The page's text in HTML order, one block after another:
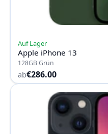
Auf Lager
Apple iPhone 13
128GB Grün
ab€286.00